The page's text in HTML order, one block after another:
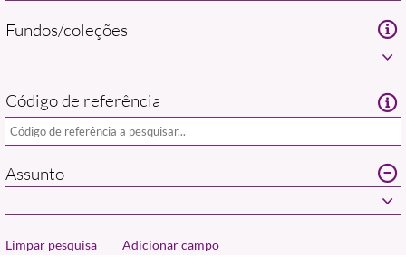
Fundos/coleções
Código de referência
Assunto
Adicionar campo